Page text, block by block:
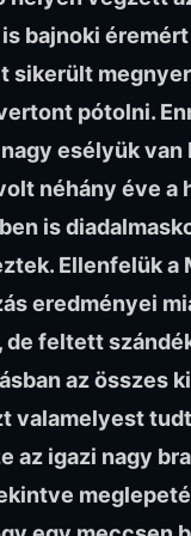
bajnoki
sikerült
pótolni.
esélyük
néhány éve
is
Ellenfelük a
eredményei
de feltett
az összes
valamelyest
az igazi nagy